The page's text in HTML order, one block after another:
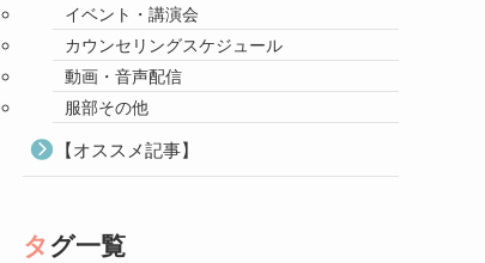
イベント・講演会
カウンセリングスケジュール
動画・音声配信
服部その他
【オススメ記事】
タグ一覧